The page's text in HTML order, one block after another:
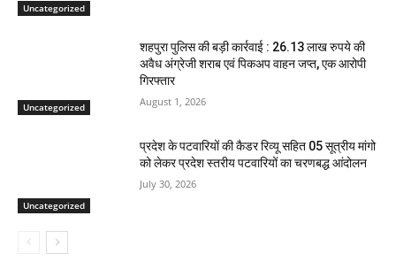
Uncategorized
Uncategorized
शहपुरा पुलिस की बड़ी कार्रवाई : 26.13 लाख रुपये की
अवैध अंग्रेजी शराब एवं पिकअप वाहन जप्त, एक आरोपी
गिरफ्तार
August 1, 2026
Uncategorized
प्रदेश के पटवारियों की कैडर रिव्यू सहित 05 सूत्रीय मांगो
को लेकर प्रदेश स्तरीय पटवारियों का चरणबद्ध आंदोलन
July 30, 2026